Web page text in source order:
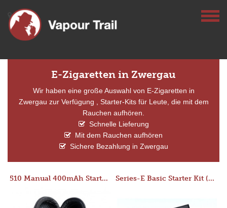
E-Zigaretten in Zwergau
Wir haben eine große Auswahl von E-Zigaretten in
Zwergau zur Verfügung , Starter-Kits für Leute, die mit dem
Rauchen aufhören.
Schnelle Lieferung
Mit dem Rauchen aufhören
Sichere Bezahlung in Zwergau
510 Manual 400mAh Starter Kit Series-E Basic Starter Kit (No Tank)